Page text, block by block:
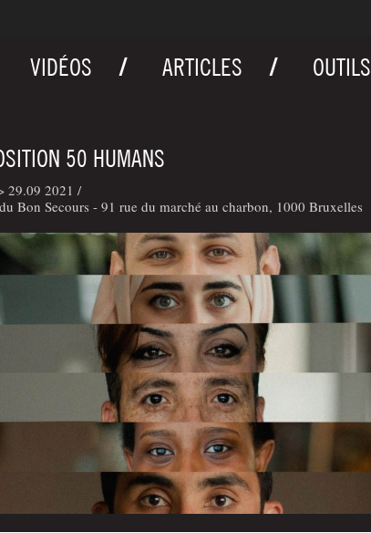
VIDÉOS ARTICLES OUTILS
50 HUMANS
29.09 2021 /
Bon Secours - 91 rue du marché au charbon, 1000 Bruxelles